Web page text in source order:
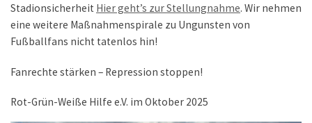
Stadionsicherheit Hier geht’s zur Stellungnahme. Wir nehmen
eine weitere Maßnahmenspirale zu Ungunsten von
Fußballfans nicht tatenlos hin!
Fanrechte stärken – Repression stoppen!
Rot-Grün-Weiße Hilfe e.V. im Oktober 2025